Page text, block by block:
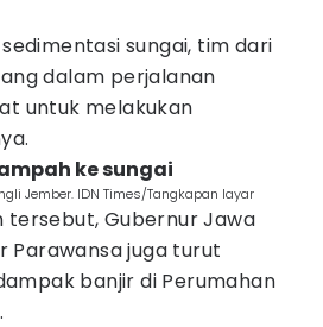
sungai, tim dari
dalam perjalanan
untuk melakukan
ke sungai
Jember. IDN Times/Tangkapan layar
tersebut, Gubernur Jawa
Parawansa juga turut
banjir di Perumahan